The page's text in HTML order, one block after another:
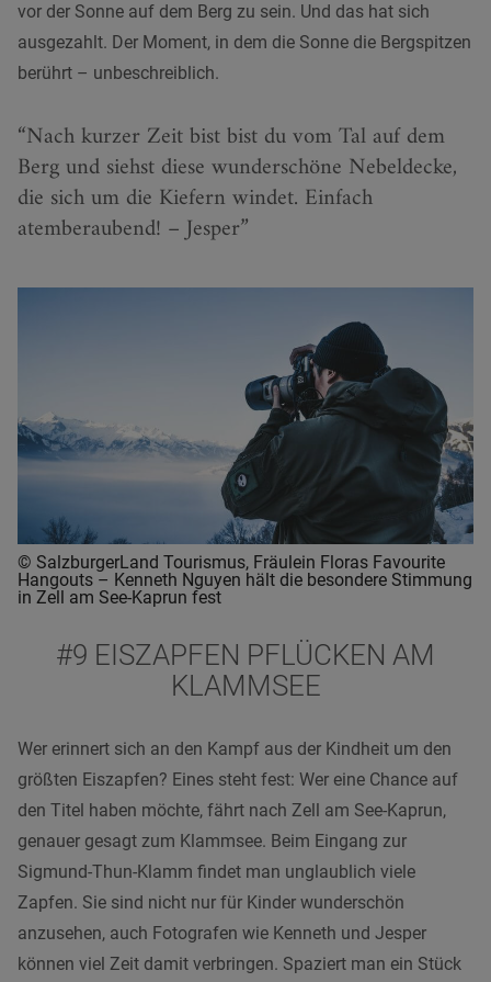
vor der Sonne auf dem Berg zu sein. Und das hat sich
ausgezahlt. Der Moment, in dem die Sonne die Bergspitzen
berührt – unbeschreiblich.
Nach kurzer Zeit bist bist du vom Tal auf dem
Berg und siehst diese wunderschöne Nebeldecke,
die sich um die Kiefern windet. Einfach
atemberaubend! – Jesper
© SalzburgerLand Tourismus, Fräulein Floras Favourite
Hangouts – Kenneth Nguyen hält die besondere Stimmung
in Zell am See-Kaprun fest
#9 EISZAPFEN PFLÜCKEN AM
KLAMMSEE
Wer erinnert sich an den Kampf aus der Kindheit um den
größten Eiszapfen? Eines steht fest: Wer eine Chance auf
den Titel haben möchte, fährt nach Zell am See-Kaprun,
genauer gesagt zum Klammsee. Beim Eingang zur
Sigmund-Thun-Klamm findet man unglaublich viele
Zapfen. Sie sind nicht nur für Kinder wunderschön
anzusehen, auch Fotografen wie Kenneth und Jesper
können viel Zeit damit verbringen. Spaziert man ein Stück